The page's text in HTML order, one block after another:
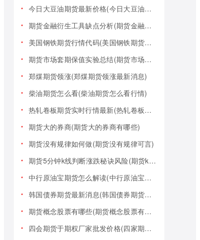
今日大豆油期货最新价格(今日大豆油期货最新价格行情)
期货金融衍生工具缺点分析(期货金融衍生工具缺点分析报告)
美国钢铁期货行情代码(美国钢铁期货行情大盘)
期货市场套期保值实验总结(期货市场套期保值实验总结报告)
郑煤期货领涨(郑煤期货领涨最新消息)
柴油期货怎么看(柴油期货怎么看行情)
热轧卷板期货实时行情最新(热轧卷板期货实时行情最新报价)
期货大的券商(期货大的券商有哪些)
期货没有规律如何做(期货没有规律可言)
期货5分钟k线判断涨跌秘诀风险(期货k线技巧)
中行原油宝期货怎么解读(中行原油宝期货事件)
韩国债券期货最新消息(韩国债券期货最新消息新闻)
期货概念股票有哪些(期货概念股票有哪些类型)
四会期货于期权厂家批发价格(四家期货交易)